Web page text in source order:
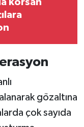
korsan
gözaltına
çok sayıda